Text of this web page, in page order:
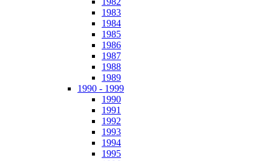
1983
1984
1985
1986
1987
1988
1989
1990 - 1999
1990
1991
1992
1993
1994
1995